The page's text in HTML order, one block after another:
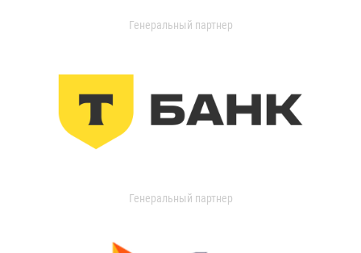
Генеральный партнер
Генеральный партнер